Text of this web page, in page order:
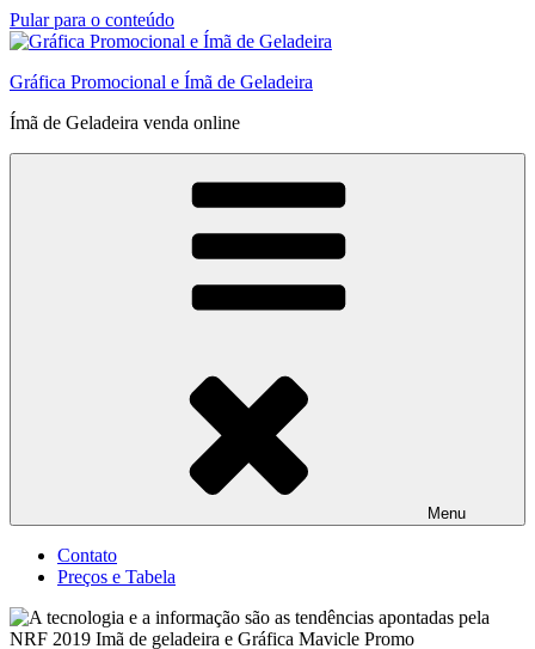
Pular para o conteúdo
Gráfica Promocional e Ímã de Geladeira
Ímã de Geladeira venda online
Menu
Contato
Preços e Tabela